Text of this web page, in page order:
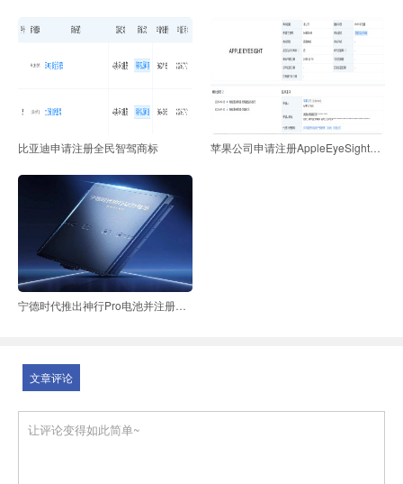
比亚迪申请注册全民智驾商标 苹果公司申请注册AppleEyeSight商标
宁德时代推出神行Pro电池并注册系列商标
文章评论